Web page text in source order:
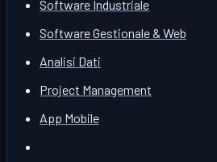
Software Industriale
Software Gestionale & Web
Analisi Dati
Project Management
App Mobile